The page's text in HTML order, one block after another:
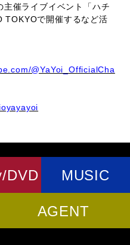
主催ライブイベント「ハチ
TOKYOで開催するなど活
@YaYoi_OfficialCha
DVD MUSIC
AGENT